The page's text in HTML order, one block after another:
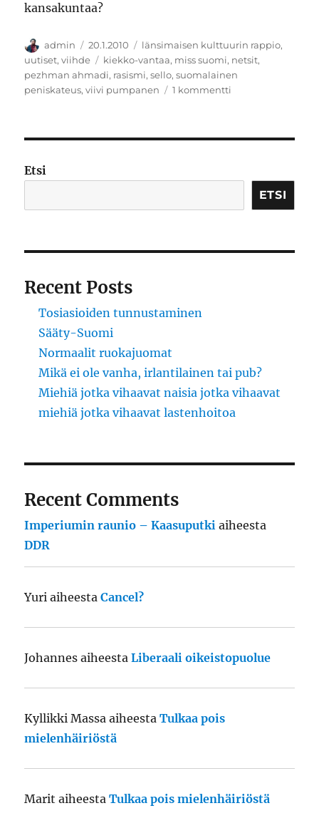
kansakuntaa?
Kirjoittaja
admin Julkaistu
20.1.2010 Kategoriat
länsimaisen kulttuurin rappio,
uutiset,viihde Avainsanat
kiekko-vantaa, miss suomi, netsit,
pezhman ahmadi, rasismi,sello,suomalainen
peniskateus,viivi pumpanen 1 kommentti
Etsi
ETSI
Recent Posts
Tosiasioiden tunnustaminen
Sääty-Suomi
Normaalit ruokajuomat
Mikä ei ole vanha, irlantilainen tai pub?
Miehiä jotka vihaavat naisia jotka vihaavat
miehiä jotka vihaavat lastenhoitoa
Recent Comments
Imperiumin raunio – Kaasuputki aiheesta
DDR
Yuri aiheestaCancel?
Johannes aiheestaLiberaali oikeistopuolue
Kyllikki Massa aiheestaTulkaa pois
mielenhäiriöstä
Marit aiheestaTulkaa pois mielenhäiriöstä